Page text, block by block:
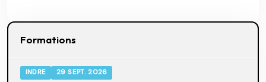
Formations
INDRE 29 SEPT. 2026